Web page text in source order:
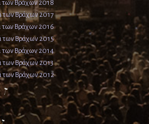
των Βράχων 2018
των Βράχων 2017
των Βράχων 2016
των Βράχων 2015
των Βράχων 2014
των Βράχων 2013
των Βράχων 2012